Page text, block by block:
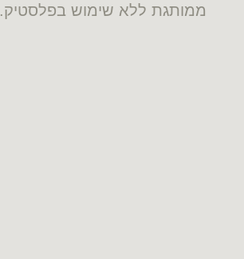
ממותגת ללא שימוש בפלסטיק.